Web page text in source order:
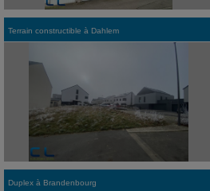
Terrain constructible à Dahlem
Duplex à Brandenbourg